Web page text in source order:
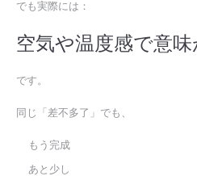
でも実際には：
空気や温度感で意
です。
同じ「差不多了」でも、
もう完成
あと少し